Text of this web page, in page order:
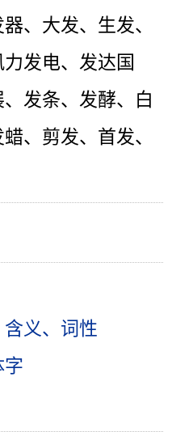
、大发、生发、
发电、发达国
发条、发酵、白
、剪发、首发、
义、词性
字